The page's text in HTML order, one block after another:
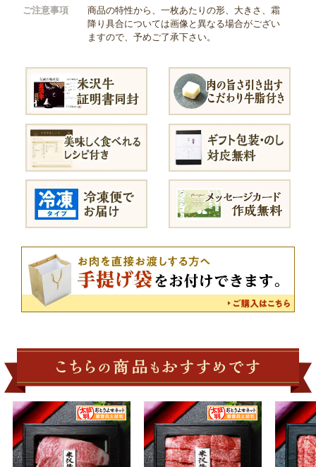
ご注意事項
商品の特性から、一枚あたりの形、大きさ、霜
降り具合については画像と異なる場合がござい
ますので、予めご了承下さい。